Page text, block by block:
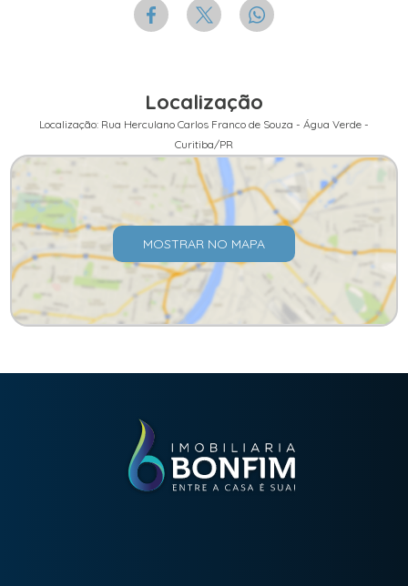
Localização
Localização: Rua Herculano Carlos Franco de Souza - Água Verde -
Curitiba/PR
MOSTRAR NO MAPA